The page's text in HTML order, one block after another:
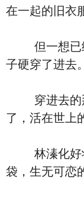
在一起的旧衣
但一想已经
子硬穿了进去。
穿进去的那
了，活在世上
林溱化好妆
袋，生无可恋